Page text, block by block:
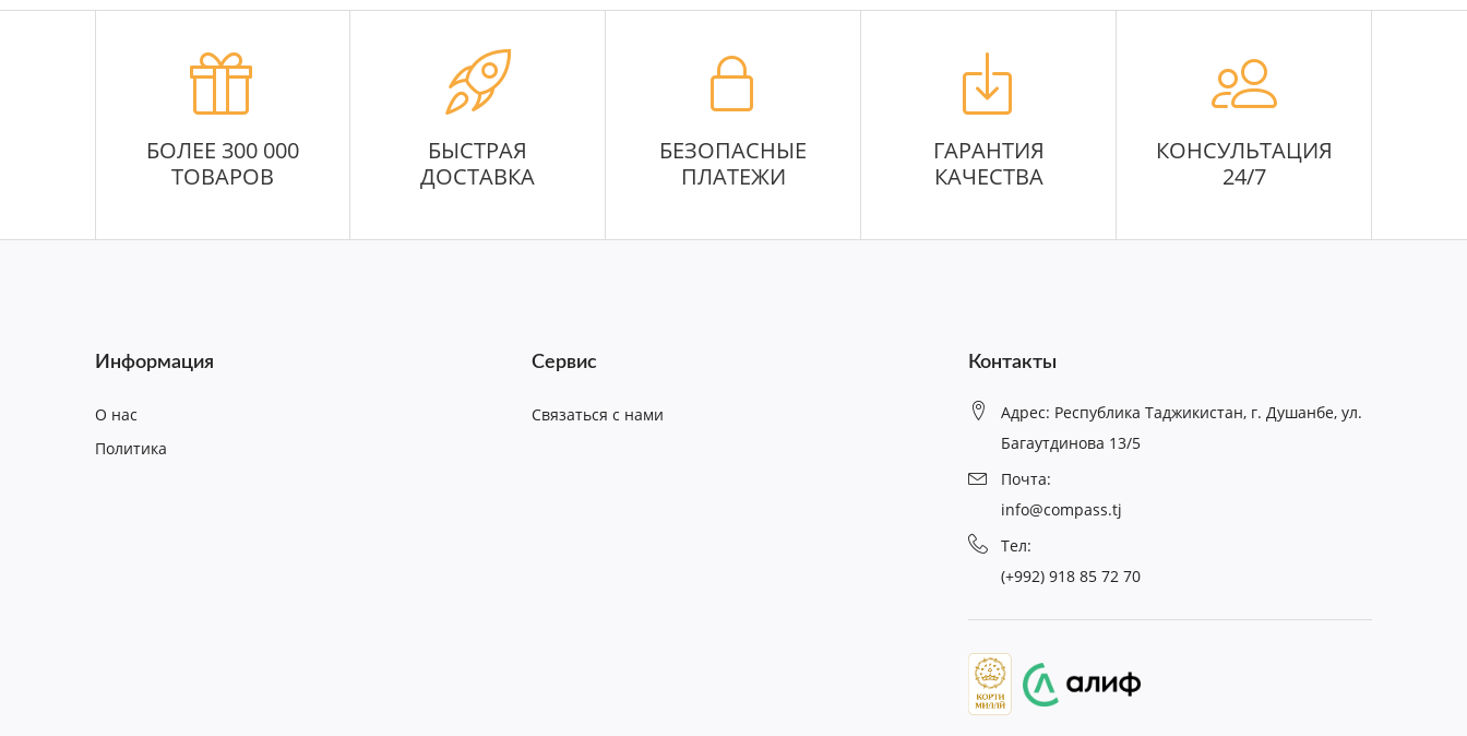
БОЛЕЕ 300 000
ТОВАРОВ
БЫСТРАЯ
ДОСТАВКА
БЕЗОПАСНЫЕ
ПЛАТЕЖИ
ГАРАНТИЯ
КАЧЕСТВА
КОНСУЛЬТАЦИЯ
24/7
Информация
О нас
Политика
Сервис
Связаться с нами
Контакты
Адрес: Республика Таджикистан, г. Душанбе, ул.
Багаутдинова 13/5
Почта:
info@compass.tj
Тел:
(+992) 918 85 72 70